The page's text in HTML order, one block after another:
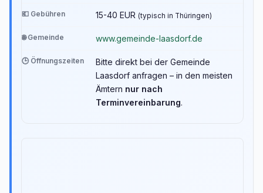
💶 Gebühren 15-40 EUR (typisch in Thüringen)
🌐 Gemeinde www.gemeinde-laasdorf.de
🕒 Öffnungszeiten
Bitte direkt bei der Gemeinde
Laasdorf anfragen – in den meisten
Ämtern nur nach
Terminvereinbarung.